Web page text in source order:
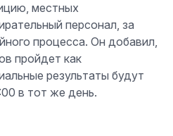
местных
персонал, за
процесса. Он добавил,
пройдет как
результаты будут
в тот же день.